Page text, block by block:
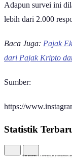
Adapun survei ini
lebih dari 2.000
Baca Juga: Pajak
dari Pajak Kripto
Sumber:
https://
Statistik